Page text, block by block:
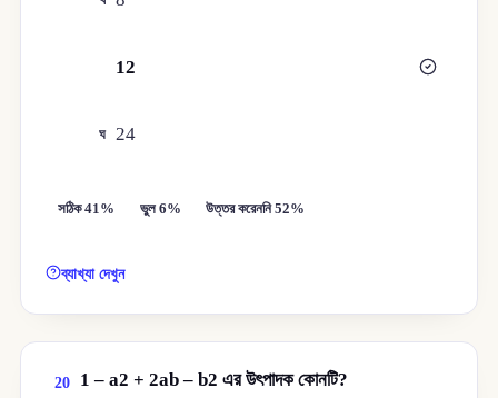
12
ঘ 24
সঠিক 41% ভুল 6% উত্তর করেননি 52%
ব্যাখ্যা দেখুন
20 1 – a2 + 2ab – b2 এর উৎপাদক কোনটি?